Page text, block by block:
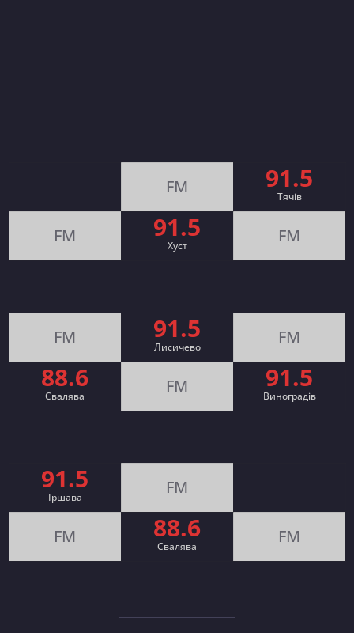
FM 91.5
Тячів
FM 91.5
Хуст FM
FM 91.5
Лисичево FM
88.6
Свалява FM 91.5
Виноградів
91.5
Іршава FM
FM 88.6
Cвалява FM